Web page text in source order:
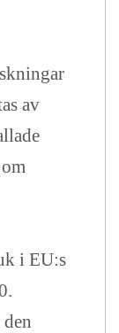
av
i EU:s